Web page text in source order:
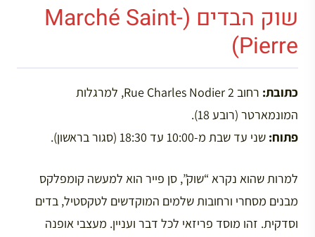
שוק הבדים (Marché Saint-
Pierre)
כתובת:
רחוב 2 Rue Charles Nodier, למרגלות
המונמארטר (רובע 18).
פתוח: שני עד שבת מ-10:00 עד 18:30 (סגור בראשון).
למרות שהוא נקרא “שוק”, סן פייר הוא למעשה קומפלקס
מבנים מסחרי ורחובות שלמים המוקדשים לטקסטיל, בדים
וסדקית. זהו מוסד פריזאי לכל דבר ועניין. מעצבי אופנה